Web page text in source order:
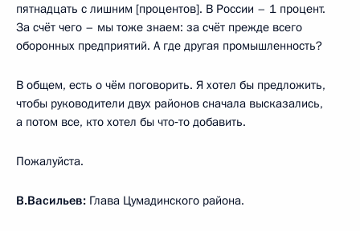
пятнадцать с лишним [процентов]. В России – 1 процент.
За счёт чего – мы тоже знаем: за счёт прежде всего
оборонных предприятий. А где другая промышленность?
В общем, есть о чём поговорить. Я хотел бы предложить,
чтобы руководители двух районов сначала высказались,
а потом все, кто хотел бы что‑то добавить.
Пожалуйста.
В.Васильев: Глава Цумадинского района.